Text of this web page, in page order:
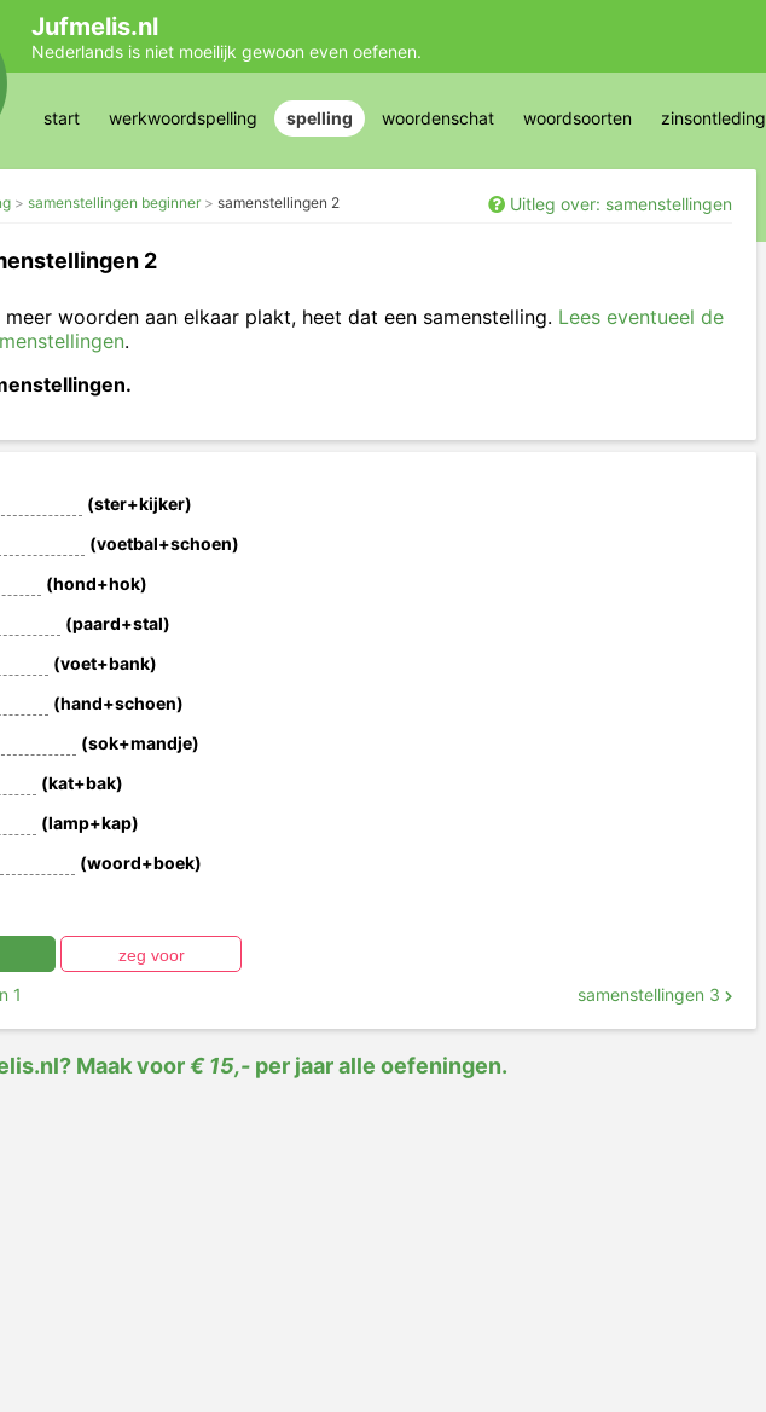
Jufmelis.nl
Nederlands is niet moeilijk gewoon even oefenen.
start werkwoordspelling spelling woordenschat woordsoorten zinsontleding
samenstellingen beginner samenstellingen 2 Uitleg over: samenstellingen
2
woorden aan elkaar plakt, heet dat een samenstelling. Lees eventueel de
.
(ster+kijker)
(voetbal+schoen)
(hond+hok)
(paard+stal)
(voet+bank)
(hand+schoen)
(sok+mandje)
(kat+bak)
(lamp+kap)
(woord+boek)
1 samenstellingen 3
Maak voor€ 15,- per jaar alle oefeningen.